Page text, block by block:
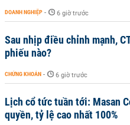
DOANH NGHIỆP - 6 giờ trước
Sau nhịp điều chỉnh mạnh,
phiếu nào?
CHỨNG KHOÁN - 6 giờ trước
Lịch cổ tức tuần tới: Masan
quyền, tỷ lệ cao nhất 100%